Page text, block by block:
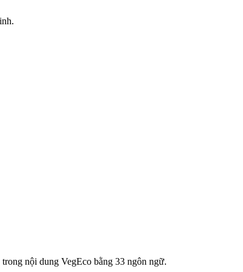
nội dung VegEco bằng 33 ngôn ngữ.